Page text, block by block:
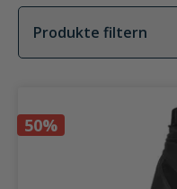
Produkte filtern
50%